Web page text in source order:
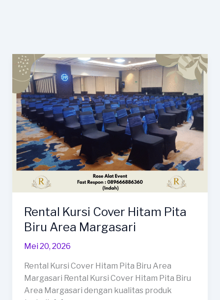
Rental Kursi Cover Hitam Pita
Biru Area Margasari
Mei 20, 2026
Rental Kursi Cover Hitam Pita Biru Area
Margasari Rental Kursi Cover Hitam Pita Biru
Area Margasari dengan kualitas produk